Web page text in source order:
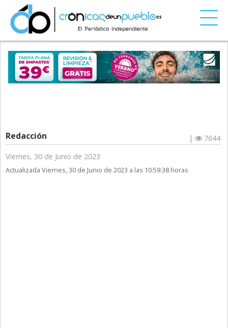
Redacción |
7644
Viernes, 30 de Junio de 2023
Actualizada Viernes, 30 de Junio de 2023 a las 10:59:38 horas